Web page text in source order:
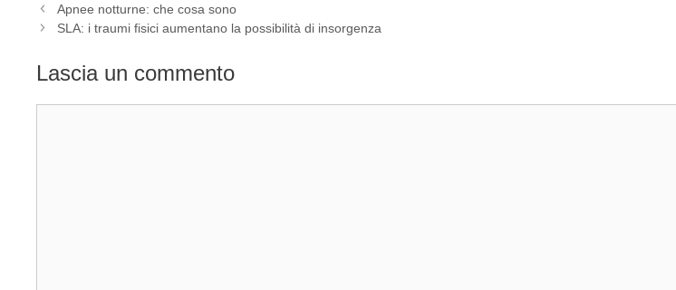
Apnee notturne: che cosa sono
SLA: i traumi fisici aumentano la possibilità di insorgenza
Lascia un commento